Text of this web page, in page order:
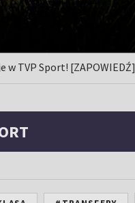
w TVP Sport! [ZAPOWIEDŹ]